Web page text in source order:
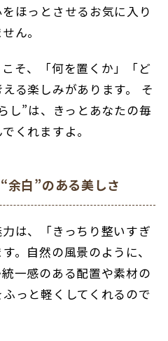
ほっとさせるお気に入り
ん。
そ、「何を置くか」「ど
る楽しみがあります。 そ
し”は、きっとあなたの毎
くれますよ。
余白”のある美しさ
は、「きっちり整いすぎ
。 自然の風景のように、
一感のある配置や素材の
っと軽くしてくれるので